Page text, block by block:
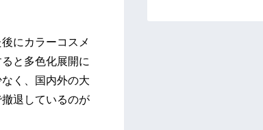
にカラーコスメ
と多色化展開に
く、国内外の大
退しているのが